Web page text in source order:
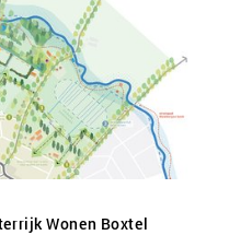
Wonen Boxtel
OP